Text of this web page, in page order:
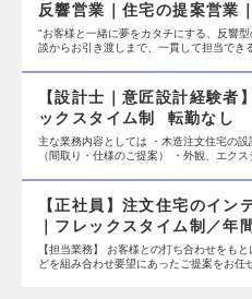
反響営業｜住宅の提案営業
"お客様と一緒に夢をカタチにする、反響
談からお引き渡しまで、一貫して担当でき
【設計士｜意匠設計経験者
ックスタイム制 転勤なし
主な業務内容としては ・木造注文住宅の
（間取り・仕様のご提案） ・外観、エク
【正社員】注文住宅のイン
｜フレックスタイム制／年
【担当業務】 お客様との打ち合わせをも
どを組み合わせ要望にあったご提案をお任